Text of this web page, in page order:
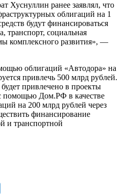
Хуснуллин ранее заявлял, что
облигаций на 1
будут финансироваться
транспорт, социальная
комплексного развития», —
облигаций «Автодора» на
привлечь 500 млрд рублей.
привлечено в проекты
помощью Дом.РФ в качестве
на 200 млрд рублей через
финансирование
и транспортной